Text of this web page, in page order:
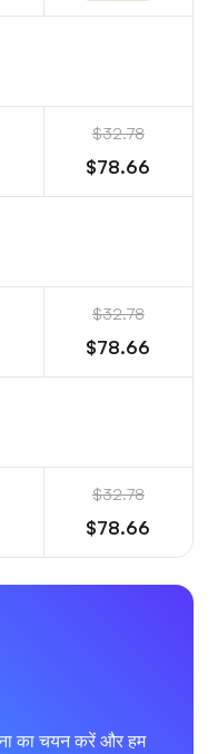
$32.78
$78.66
$32.78
$78.66
$32.78
$78.66
का चयन करें और हम